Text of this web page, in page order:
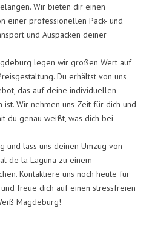
Wir bieten dir einen
einer professionellen Pack- und
und Auspacken deiner
legen wir großen Wert auf
Du erhältst von uns
das auf deine individuellen
Wir nehmen uns Zeit für dich und
du genau weißt, was dich bei
und lass uns deinen Umzug von
de la Laguna zu einem
Kontaktiere uns noch heute für
freue dich auf einen stressfreien
Magdeburg!